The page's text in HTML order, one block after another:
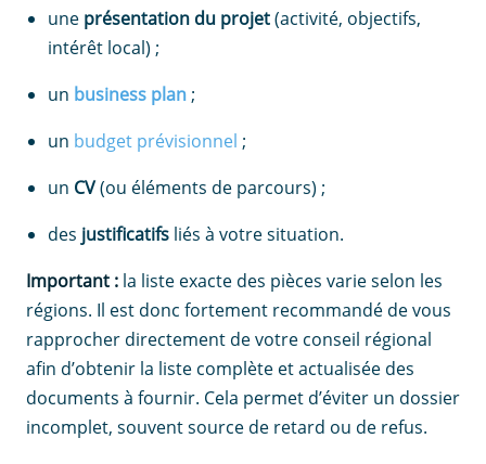
une présentation du projet(activité, objectifs,
intérêt local) ;
un business plan ;
un budget prévisionnel ;
un CV(ou éléments de parcours) ;
des justificatifs liés à votre situation.
Important : la liste exacte des pièces varie selon les
régions. Il est donc fortement recommandé de vous
rapprocher directement de votre conseil régional
afin d’obtenir la liste complète et actualisée des
documents à fournir. Cela permet d’éviter un dossier
incomplet, souvent source de retard ou de refus.